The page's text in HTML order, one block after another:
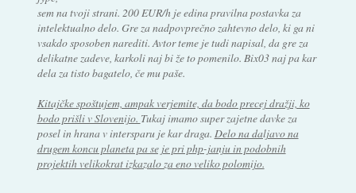
sem na tvoji strani. 200 EUR/h je edina pravilna postavka za
intelektualno delo. Gre za nadpovprečno zahtevno delo, ki ga ni
vsakdo sposoben narediti. Avtor teme je tudi napisal, da gre za
delikatne zadeve, karkoli naj bi že to pomenilo. Bix03 naj pa kar
dela za tisto bagatelo, če mu paše.
Kitajčke spoštujem, ampak verjemite, da bodo precej dražji, ko
bodo prišli v Slovenijo. Tukaj imamo super zajetne davke za
posel in hrana v intersparu je kar draga. Delo na daljavo na
drugem koncu planeta pa se je pri php-janju in podobnih
projektih velikokrat izkazalo za eno veliko polomijo.